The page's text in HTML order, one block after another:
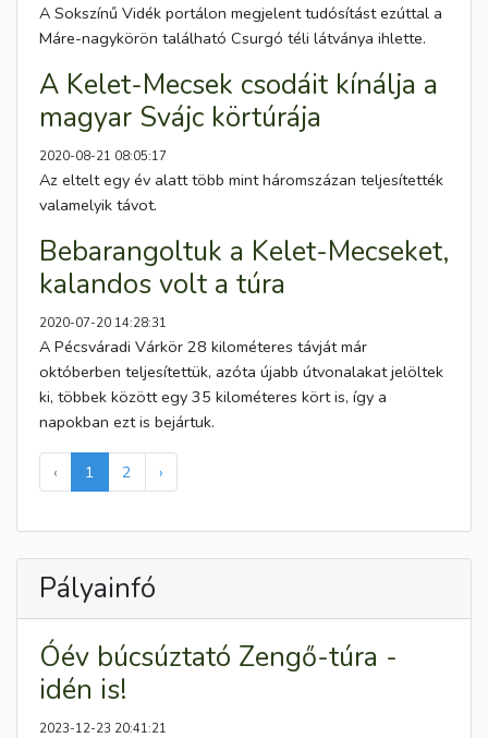
A Sokszínű Vidék portálon megjelent tudósítást ezúttal a
Máre-nagykörön található Csurgó téli látványa ihlette.
A Kelet-Mecsek csodáit kínálja a
magyar Svájc körtúrája
2020-08-21 08:05:17
Az eltelt egy év alatt több mint háromszázan teljesítették
valamelyik távot.
Bebarangoltuk a Kelet-Mecseket,
kalandos volt a túra
2020-07-20 14:28:31
A Pécsváradi Várkör 28 kilométeres távját már
októberben teljesítettük, azóta újabb útvonalakat jelöltek
ki, többek között egy 35 kilométeres kört is, így a
napokban ezt is bejártuk.
‹ 1 2 ›
Pályainfó
Óév búcsúztató Zengő-túra -
idén is!
2023-12-23 20:41:21